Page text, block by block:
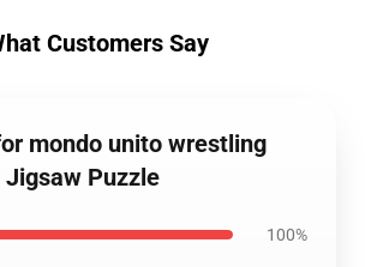
Customers Say
mondo unito wrestling
Jigsaw Puzzle
100%